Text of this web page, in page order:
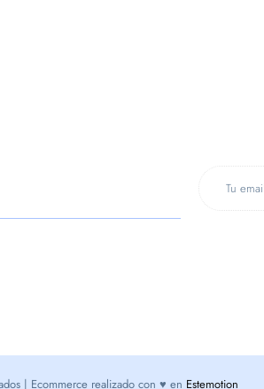
| Ecommerce realizado con ♥ en Estemotion